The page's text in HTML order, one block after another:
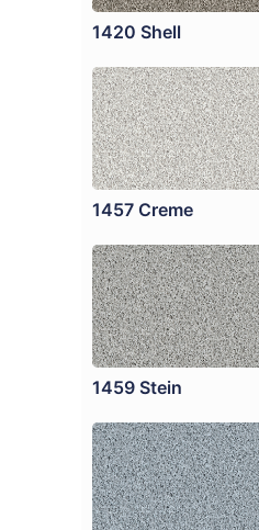
1420 Shell
1457 Creme
1459 Stein